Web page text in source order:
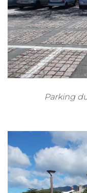
Parking